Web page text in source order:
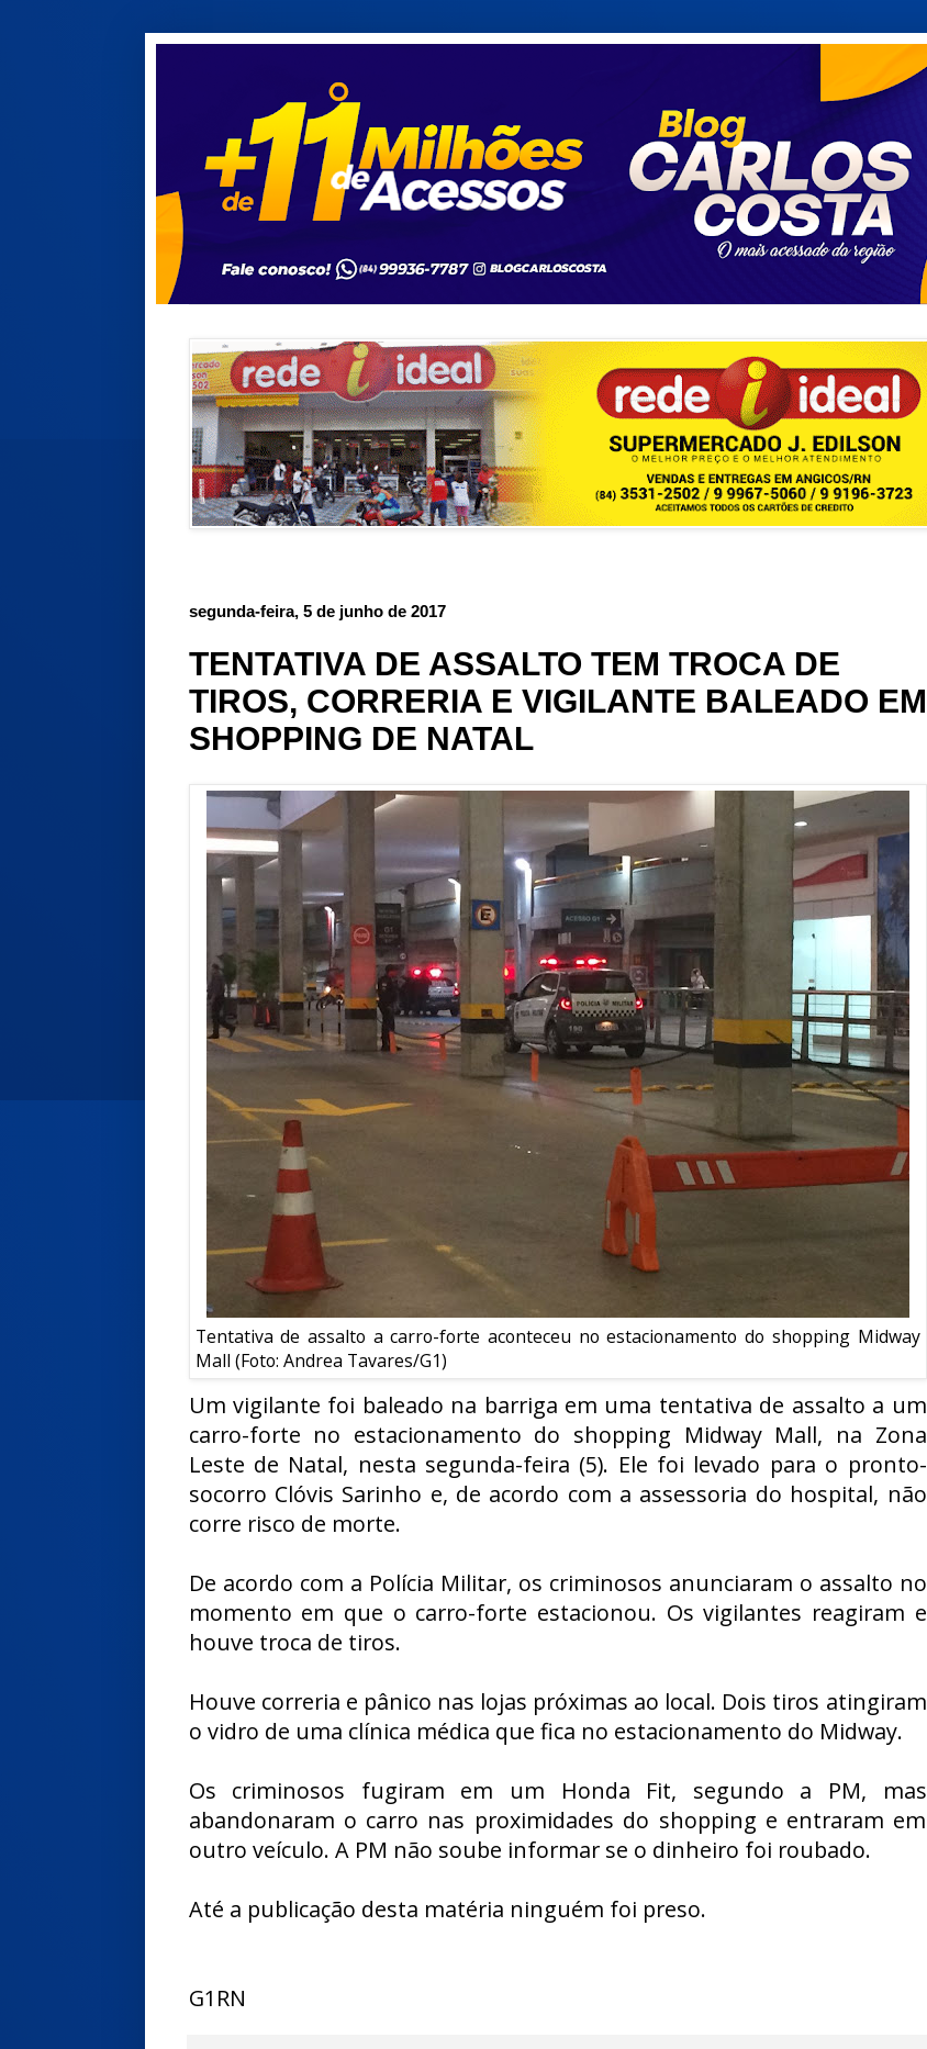
segunda-feira, 5 de junho de 2017
TENTATIVA DE ASSALTO TEM TROCA DE
TIROS, CORRERIA E VIGILANTE BALEADO EM
SHOPPING DE NATAL
Tentativa de assalto a carro-forte aconteceu no estacionamento do shopping Midway
Mall (Foto: Andrea Tavares/G1)
Um vigilante foi baleado na barriga em uma tentativa de assalto a um
carro-forte no estacionamento do shopping Midway Mall, na Zona
Leste de Natal, nesta segunda-feira (5). Ele foi levado para o pronto-
socorro Clóvis Sarinho e, de acordo com a assessoria do hospital, não
corre risco de morte.
De acordo com a Polícia Militar, os criminosos anunciaram o assalto no
momento em que o carro-forte estacionou. Os vigilantes reagiram e
houve troca de tiros.
Houve correria e pânico nas lojas próximas ao local. Dois tiros atingiram
o vidro de uma clínica médica que fica no estacionamento do Midway.
Os criminosos fugiram em um Honda Fit, segundo a PM, mas
abandonaram o carro nas proximidades do shopping e entraram em
outro veículo. A PM não soube informar se o dinheiro foi roubado.
Até a publicação desta matéria ninguém foi preso.
G1RN